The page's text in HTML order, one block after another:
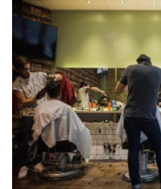
Rencontres
Rencontres senior
Rencontres plan cul
Rencontres cougar
Rencontres libertines